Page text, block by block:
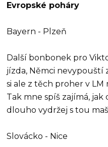
Evropské poháry
Bayern - Plzeň
Další bonbonek pro
jízda, Němci nevypouští
si ale z těch proher v LM
Tak mne spíš zajímá,
dlouho vydržej s tou
Slovácko - Nice